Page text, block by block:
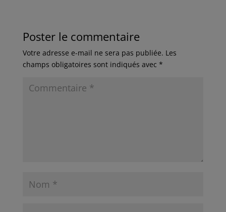
Poster le commentaire
Votre adresse e-mail ne sera pas publiée. Les
champs obligatoires sont indiqués avec *